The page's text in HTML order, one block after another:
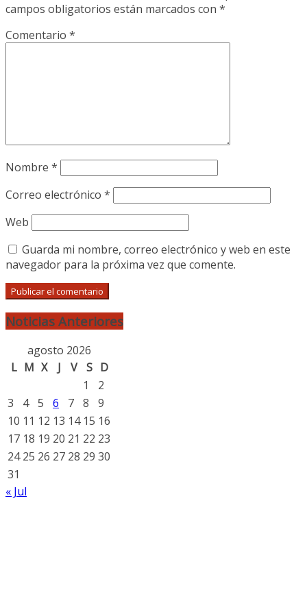
campos obligatorios están marcados con *
Comentario *
Nombre *
Correo electrónico *
Web
Guarda mi nombre, correo electrónico y web en este
navegador para la próxima vez que comente.
Noticias Anteriores
agosto 2026
L M X J V S D
1
2
3
4 5 6 7 8
9
10 11 12 13 14 15 16
17 18 19 20 21 22 23
24 25 26 27 28 29 30
31
« Jul